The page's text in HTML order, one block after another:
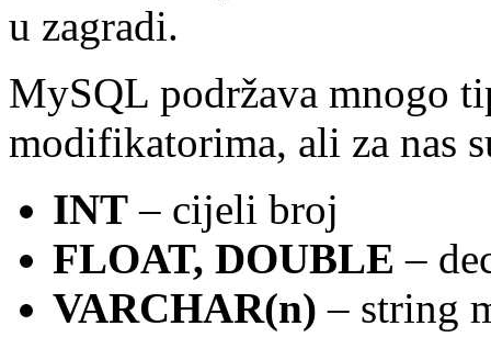
u zagradi.
MySQL podržava mnogo
modifikatorima, ali za nas
INT – cijeli broj
FLOAT, DOUBLE –
VARCHAR(n) – string